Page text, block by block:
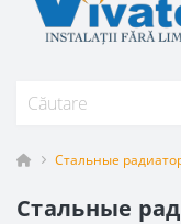
Стальные
Стальные